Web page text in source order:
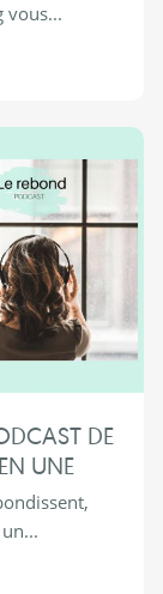
vous...
DE
UNE